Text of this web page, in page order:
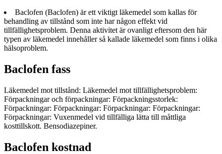
Baclofen (Baclofen) är ett viktigt läkemedel som kallas för
behandling av tillstånd som inte har någon effekt vid
tillfällighetsproblem. Denna aktivitet är ovanligt eftersom den här
typen av läkemedel innehåller så kallade läkemedel som finns i olika
hälsoproblem.
Baclofen fass
Läkemedel mot tillstånd: Läkemedel mot tillfällighetsproblem:
Förpackningar och förpackningar: Förpackningsstorlek:
Förpackningar: Förpackningar: Förpackningar: Förpackningar:
Förpackningar: Vuxenmedel vid tillfälliga lätta till måttliga
kosttillskott. Bensodiazepiner.
Baclofen kostnad